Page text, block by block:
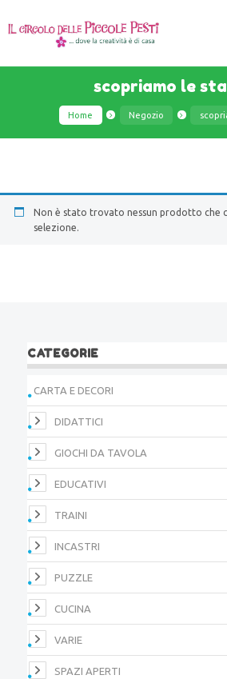
scopriamo le
Home Negozio
Non è stato trovato nessun prodotto che
selezione.
CATEGORIE
CARTA E DECORI
DIDATTICI
GIOCHI DA TAVOLA
EDUCATIVI
TRAINI
INCASTRI
PUZZLE
CUCINA
VARIE
SPAZI APERTI